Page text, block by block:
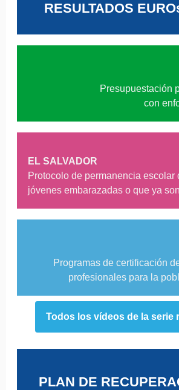
RESULTADOS
Presupuestación
con
EL SALVADOR
Protocolo de permanencia escolar
jóvenes embarazadas o que ya
Programas de certificación
profesionales para la
Todos los vídeos de la serie
PLAN DE